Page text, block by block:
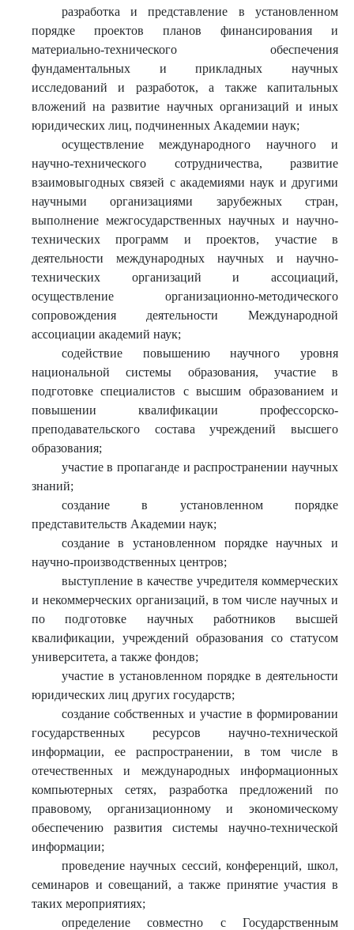
разработка и представление в установленном
порядке проектов планов финансирования и
материально-технического обеспечения
фундаментальных и прикладных научных
исследований и разработок, а также капитальных
вложений на развитие научных организаций и иных
юридических лиц, подчиненных Академии наук;
осуществление международного научного и
научно-технического сотрудничества, развитие
взаимовыгодных связей с академиями наук и другими
научными организациями зарубежных стран,
выполнение межгосударственных научных и научно-
технических программ и проектов, участие в
деятельности международных научных и научно-
технических организаций и ассоциаций,
осуществление организационно-методического
сопровождения деятельности Международной
ассоциации академий наук;
содействие повышению научного уровня
национальной системы образования, участие в
подготовке специалистов с высшим образованием и
повышении квалификации профессорско-
преподавательского состава учреждений высшего
образования;
участие в пропаганде и распространении научных
знаний;
создание в установленном порядке
представительств Академии наук;
создание в установленном порядке научных и
научно-производственных центров;
выступление в качестве учредителя коммерческих
и некоммерческих организаций, в том числе научных и
по подготовке научных работников высшей
квалификации, учреждений образования со статусом
университета, а также фондов;
участие в установленном порядке в деятельности
юридических лиц других государств;
создание собственных и участие в формировании
государственных ресурсов научно-технической
информации, ее распространении, в том числе в
отечественных и международных информационных
компьютерных сетях, разработка предложений по
правовому, организационному и экономическому
обеспечению развития системы научно-технической
информации;
проведение научных сессий, конференций, школ,
семинаров и совещаний, а также принятие участия в
таких мероприятиях;
определение совместно с Государственным